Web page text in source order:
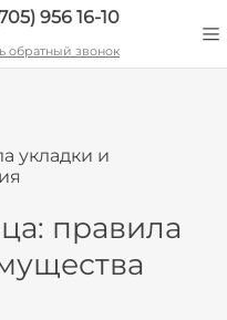
956 16-10
обратный звонок
укладки и
правила